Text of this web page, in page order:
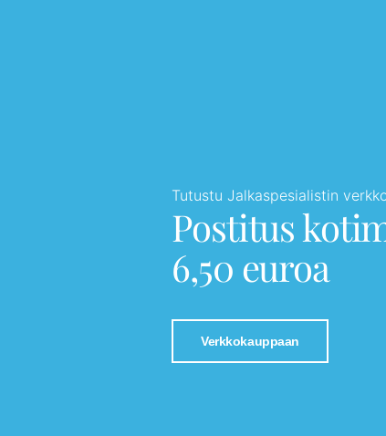
Tutustu Jalkaspesialistin
Postitus
6,50 euroa
Verkkokauppaan